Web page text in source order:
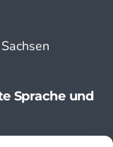
Sprache und